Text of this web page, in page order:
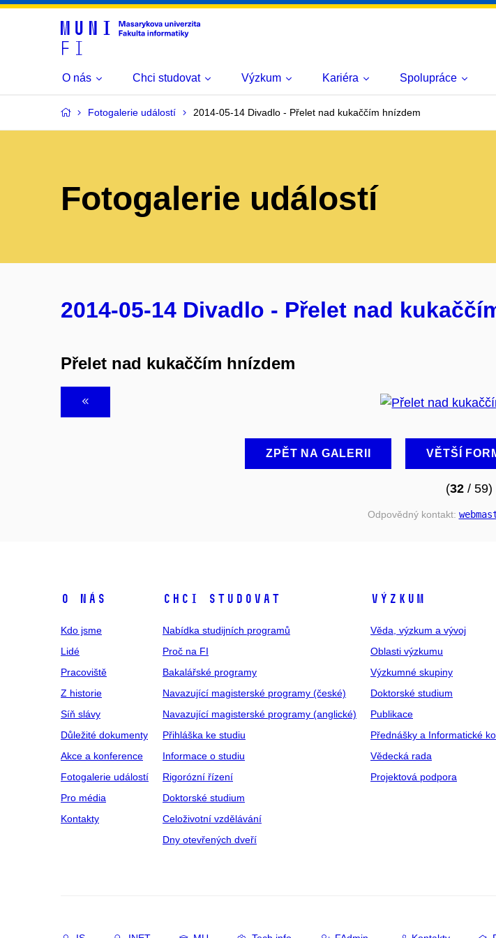
O nás Chci studovat Výzkum Kariéra Spolupráce
Fotogalerie událostí 2014-05-14 Divadlo - Přelet nad kukaččím hnízdem
Fotogalerie událostí
2014-05-14 Divadlo - Přelet nad
Přelet nad kukaččím hnízdem
ZPĚT NA GALERII VĚTŠÍ
(32/ 59)
Odpovědný kontakt:
O NÁS
Kdo jsme
Lidé
Pracoviště
Z historie
Síň slávy
Důležité dokumenty
Akce a konference
Fotogalerie událostí
Pro média
Kontakty
CHCI STUDOVAT
Nabídka studijních programů
Proč na FI
Bakalářské programy
Navazující magisterské programy (české)
Navazující magisterské programy (anglické)
Přihláška ke studiu
Informace o studiu
Rigorózní řízení
Doktorské studium
Celoživotní vzdělávání
Dny otevřených dveří
VÝZKUM
Věda, výzkum a vývoj
Oblasti výzkumu
Výzkumné skupiny
Doktorské studium
Publikace
Přednášky a Informatické
Vědecká rada
Projektová podpora